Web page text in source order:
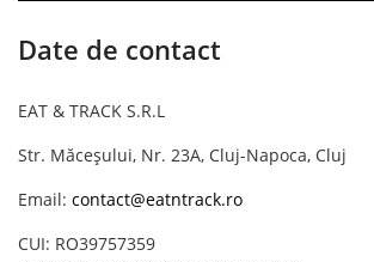
Date de contact
EAT & TRACK S.R.L
Str. Măceșului, Nr. 23A, Cluj-Napoca, Cluj
Email: contact@eatntrack.ro
CUI: RO39757359